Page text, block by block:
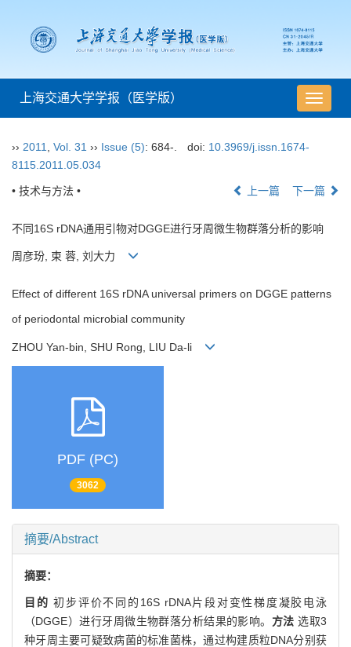
导
航
上海交通大学学报（医学版）
›› 2011 Vol. 31 ›› Issue (5): 684-. doi: 10.3969/j.issn.1674-
8115.2011.05.034
• 技术与方法 • 上一篇 下一篇
不同16S rDNA通用引物对DGGE进行牙周微生物群落分析的影响
周彦玢, 束 蓉, 刘大力
Effect of different 16S rDNA universal primers on DGGE patterns
of periodontal microbial community
ZHOU Yan-bin, SHU Rong, LIU Da-li
PDF (PC)
3062
摘要/Abstract
摘要：
目的初步评价不同的16S rDNA片段对变性梯度凝胶电泳
（DGGE）进行牙周微生物群落分析结果的影响。 方法选取3
种牙周主要可疑致病菌的标准菌株，通过构建质粒DNA分别获